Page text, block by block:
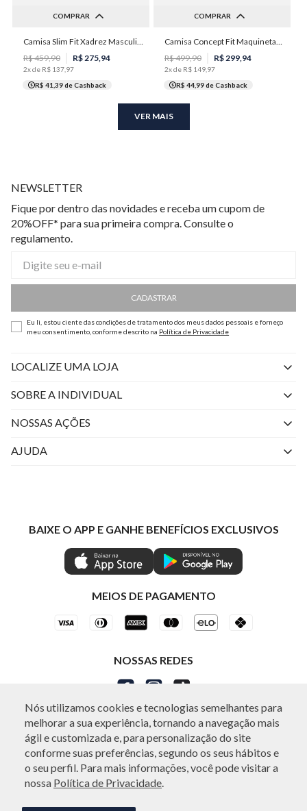
Nós utilizamos cookies e tecnologias semelhantes para
melhorar a sua experiência, tornando a navegação mais
ágil e customizada e, para personalização do site
conforme suas preferências, segundo os seus hábitos e
o seu perfil. Para mais informações, você pode visitar a
nossa Política de Privacidade.
COMPRAR
2 3 4 5
Camisa Slim Fit Xadrez Masculina Individual
R$459,90 R$275,94
2x de R$ 137 97
R$ 41,39de Cashback
COMPRAR
2 3 5
Camisa Concept Fit Maquinetada Stretch Masculina Individual
R$499,90 R$299,94
2x de R$ 149 97
R$ 44,99de Cashback
VER MAIS
NEWSLETTER
Fique por dentro das novidades e receba um cupom de
20%OFF* para sua primeira compra. Consulte o
regulamento.
CADASTRAR
Eu li, estou ciente das condições de tratamento dos meus dados pessoais e forneço
meu consentimento, conforme descrito na Política de Privacidade
LOCALIZE UMA LOJA
SOBRE A INDIVIDUAL
Quem Somos
Painel de Privacidade
Gestão de Preferências
NOSSAS AÇÕES
Livelo
IND CASHBACK
AJUDA
Trocas e Devoluções
Regulamentos
Seja Um Revendedor
Shop by WhatsApp Individual
BAIXE O APP E GANHE BENEFÍCIOS EXCLUSIVOS
MEIOS DE PAGAMENTO
NOSSAS REDES
se no direito de corrigir ou alterar informações como: preços, promoções e